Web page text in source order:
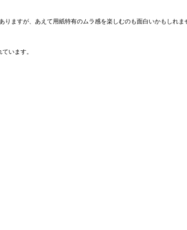
ますが、あえて用紙特有のムラ感を楽しむのも面白いかもしれま
います。